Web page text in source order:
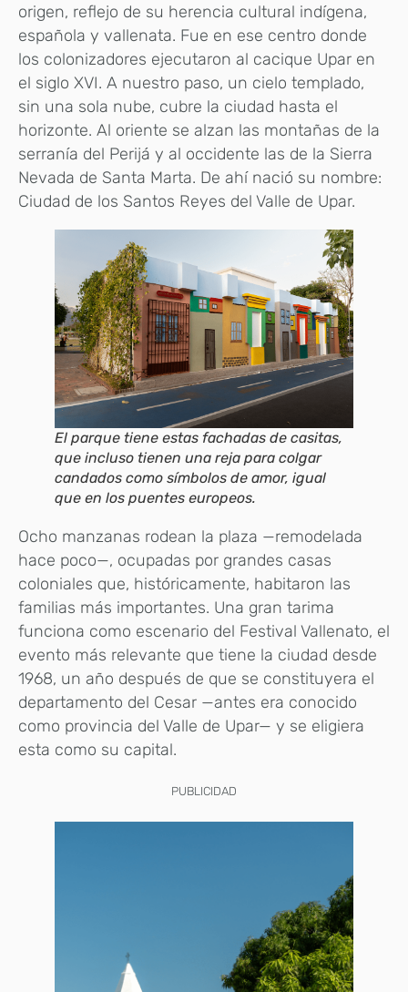
origen, reflejo de su herencia cultural indígena,
española y vallenata. Fue en ese centro donde
los colonizadores ejecutaron al cacique Upar en
el siglo XVI. A nuestro paso, un cielo templado,
sin una sola nube, cubre la ciudad hasta el
horizonte. Al oriente se alzan las montañas de la
serranía del Perijá y al occidente las de la Sierra
Nevada de Santa Marta. De ahí nació su nombre:
Ciudad de los Santos Reyes del Valle de Upar.
El parque tiene estas fachadas de casitas,
que incluso tienen una reja para colgar
candados como símbolos de amor, igual
que en los puentes europeos.
Ocho manzanas rodean la plaza —remodelada
hace poco—, ocupadas por grandes casas
coloniales que, históricamente, habitaron las
familias más importantes. Una gran tarima
funciona como escenario del Festival Vallenato, el
evento más relevante que tiene la ciudad desde
1968, un año después de que se constituyera el
departamento del Cesar —antes era conocido
como provincia del Valle de Upar— y se eligiera
esta como su capital.
PUBLICIDAD